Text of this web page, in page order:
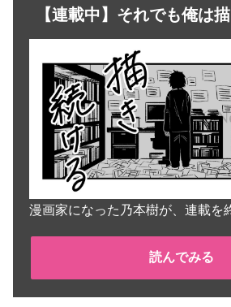
【連載中】それでも俺は
漫画家になった乃本樹が、連載を
読んでみる